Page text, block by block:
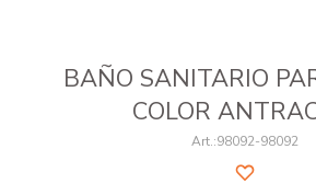
BAÑO SANITARIO
COLOR
98092-98092